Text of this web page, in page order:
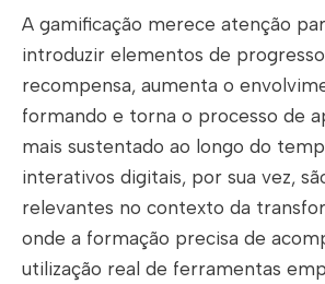
A gamificação merece atenção
introduzir elementos de
recompensa, aumenta o
formando e torna o processo de
mais sustentado ao longo do
interativos digitais, por sua vez,
relevantes no contexto da
onde a formação precisa de
utilização real de ferramentas